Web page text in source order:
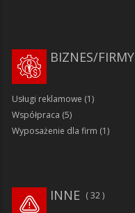
BIZNES/FIRMY
Usługi reklamowe (1)
Współpraca (5)
Wyposażenie dla firm (1)
32
INNE